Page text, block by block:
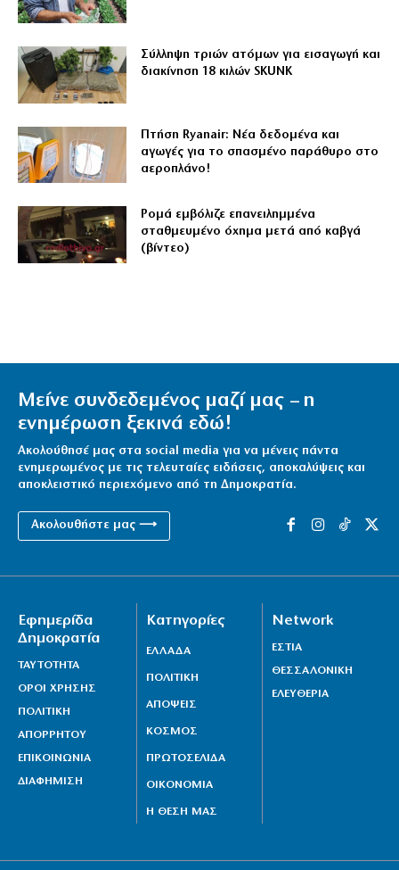
Σύλληψη τριών ατόμων για εισαγωγή και
διακίνηση 18 κιλών SKUNK
Πτήση Ryanair: Νέα δεδομένα και
αγωγές για το σπασμένο παράθυρο στο
αεροπλάνο!
Ρομά εμβόλιζε επανειλημμένα
σταθμευμένο όχημα μετά από καβγά
(βίντεο)
Μείνε συνδεδεμένος μαζί μας – η
ενημέρωση ξεκινά εδώ!
Ακολούθησέ μας στα social media για να μένεις πάντα
ενημερωμένος με τις τελευταίες ειδήσεις, αποκαλύψεις και
αποκλειστικό περιεχόμενο από τη Δημοκρατία.
Ακολουθήστε μας ⟶
Εφημερίδα
Δημοκρατία
ΤΑΥΤΟΤΗΤΑ
ΟΡΟΙ ΧΡΗΣΗΣ
ΠΟΛΙΤΙΚΗ
ΑΠΟΡΡΗΤΟΥ
ΕΠΙΚΟΙΝΩΝΙΑ
ΔΙΑΦΗΜΙΣΗ
Κατηγορίες
ΕΛΛΑΔΑ
ΠΟΛΙΤΙΚΗ
ΑΠΟΨΕΙΣ
ΚΟΣΜΟΣ
ΠΡΩΤΟΣΕΛΙΔΑ
ΟΙΚΟΝΟΜΙΑ
Η ΘΕΣΗ ΜΑΣ
Network
ΕΣΤΙΑ
ΘΕΣΣΑΛΟΝΙΚΗ
ΕΛΕΥΘΕΡΙΑ